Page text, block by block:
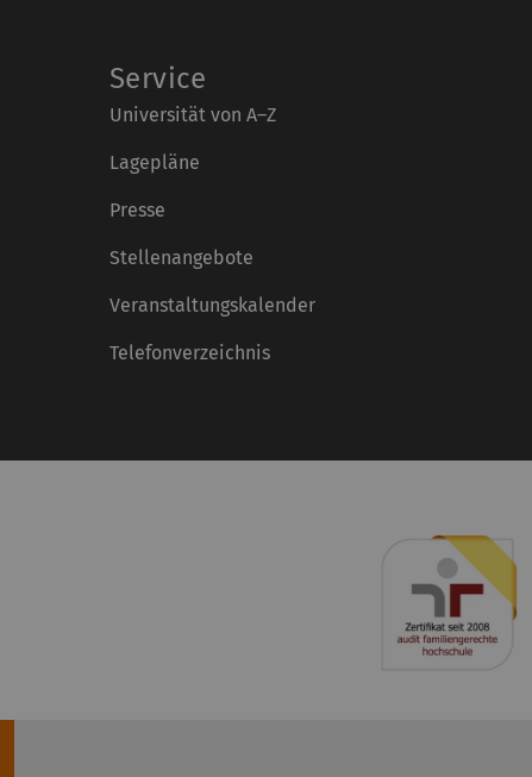
Service
Universität von A–Z
Lagepläne
Presse
Stellenangebote
Veranstaltungskalender
Telefonverzeichnis